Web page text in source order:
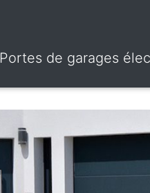
Portes de garages